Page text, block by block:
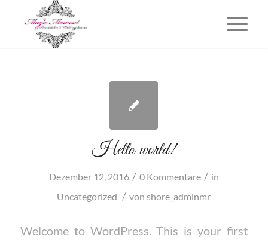
Hello world!
Dezember 12, 2016 / 0 Kommentare / in
Uncategorized / von shore_adminmr
Welcome to WordPress. This is your first